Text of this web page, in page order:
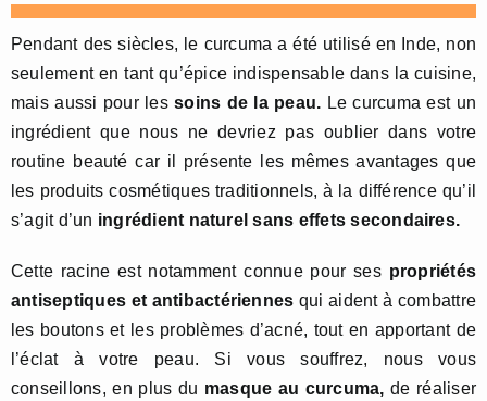
Pendant des siècles, le curcuma a été utilisé en Inde, non
seulement en tant qu’épice indispensable dans la cuisine,
mais aussi pour lessoins de la peau. Le curcuma est un
ingrédient que nous ne devriez pas oublier dans votre
routine beauté car il présente les mêmes avantages que
les produits cosmétiques traditionnels, à la différence qu’il
s’agit d’un ingrédient naturel sans effets secondaires.
Cette racine est notamment connue pour ses propriétés
antiseptiques et antibactériennes qui aident à combattre
les boutons et les problèmes d’acné, tout en apportant de
l’éclat à votre peau. Si vous souffrez, nous vous
conseillons, en plus du masque au curcuma, de réaliser